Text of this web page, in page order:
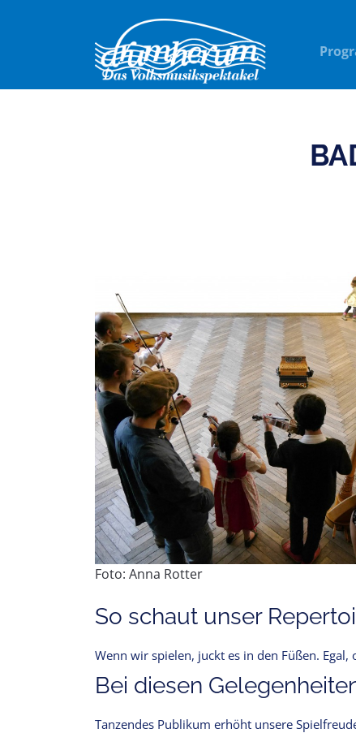
Foto: Anna Rotter
So schaut unser
Wenn wir spielen, juckt es in den Füßen. Egal,
Bei diesen
Tanzendes Publikum erhöht unsere